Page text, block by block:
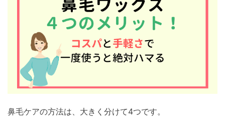
鼻毛ケアの方法は、大きく分けて4つです。